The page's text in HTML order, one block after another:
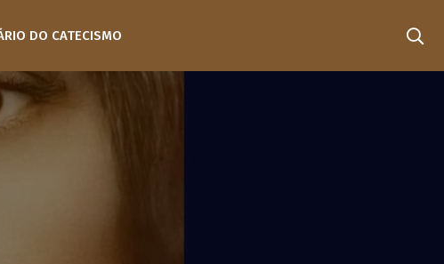
DO CATECISMO